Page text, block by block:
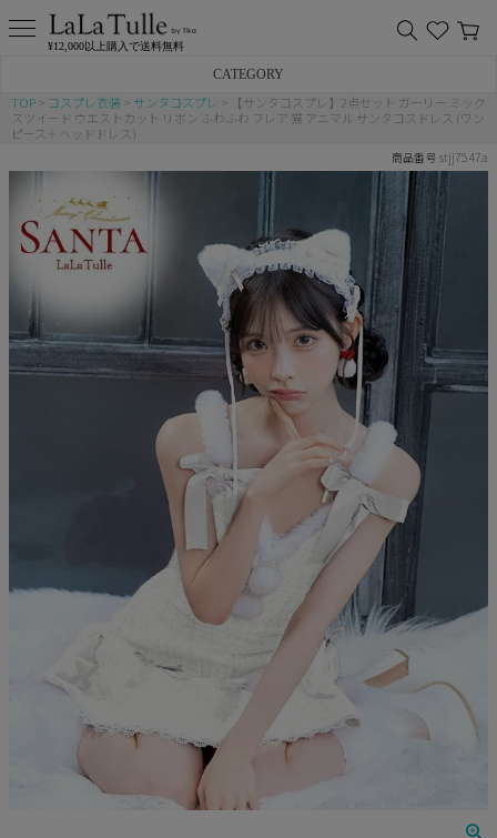
¥12,000以上購入で送料無料
CATEGORY
バニー
猫
アニマル
チャイナ
ウエイトレス
キャラクター
TOP コスプレ衣装 サンタコスプレ
【サンタコスプレ】2点セット ガーリー ミック
スツイード ウエストカット リボン ふわふわ フレア 猫 アニマル サンタコスドレス (ワン
ピース＋ヘッドドレス)
商品番号 stjj7547a